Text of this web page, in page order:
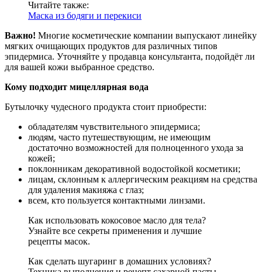
Читайте также:
Маска из бодяги и перекиси
Важно! Многие косметические компании выпускают линейку
мягких очищающих продуктов для различных типов
эпидермиса. Уточняйте у продавца консультанта, подойдёт ли
для вашей кожи выбранное средство.
Кому подходит мицеллярная вода
Бутылочку чудесного продукта стоит приобрести:
обладателям чувствительного эпидермиса;
людям, часто путешествующим, не имеющим
достаточно возможностей для полноценного ухода за
кожей;
поклонникам декоративной водостойкой косметики;
лицам, склонным к аллергическим реакциям на средства
для удаления макияжа с глаз;
всем, кто пользуется контактными линзами.
Как использовать кокосовое масло для тела?
Узнайте все секреты применения и лучшие
рецепты масок.
Как сделать шугаринг в домашних условиях?